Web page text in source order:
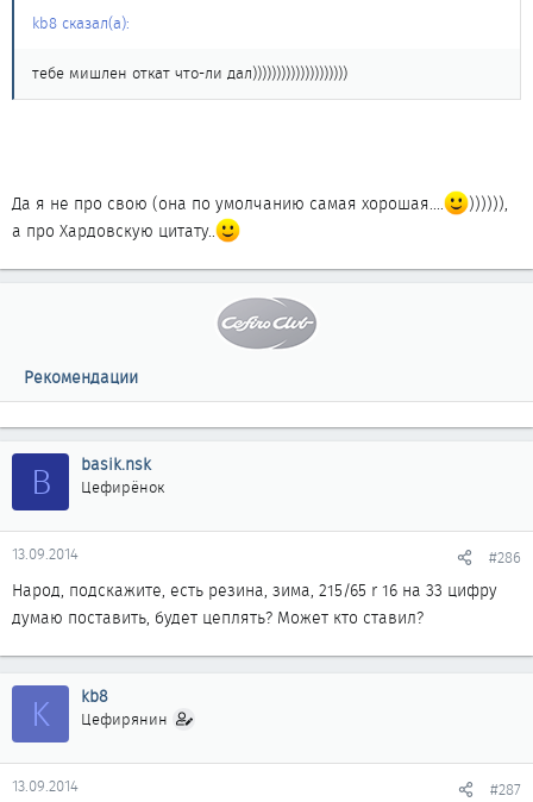
kb8 сказал(а):
тебе мишлен откат что-ли дал))))))))))))))))))))
Да я не про свою (она по умолчанию самая хорошая....
)))))),
а про Хардовскую цитату..
Рекомендации
B basik.nsk
Цефирёнок
13.09.2014 #286
Народ, подскажите, есть резина, зима, 215/65 r 16 на 33 цифру
думаю поставить, будет цеплять? Может кто ставил?
K kb8
Цефирянин
13.09.2014 #287